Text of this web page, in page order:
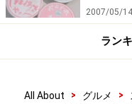
2007/05/14
ラン
All About > グルメ >